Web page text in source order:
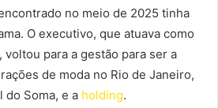
no meio de 2025 tinha
O executivo, que atuava como
para a gestão para ser a
de moda no Rio de Janeiro,
do Soma, e a holding.